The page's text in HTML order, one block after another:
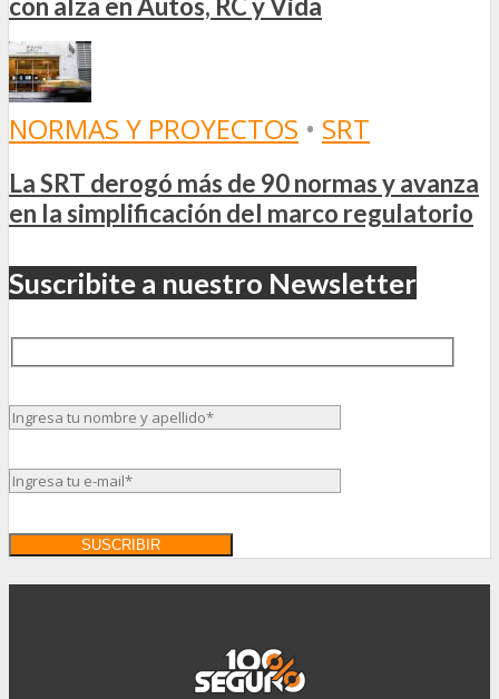
NORMAS Y PROYECTOS • SRT
La SRT derogó más de 90 normas y avanza
en la simplificación del marco regulatorio
Suscribite a nuestro Newsletter